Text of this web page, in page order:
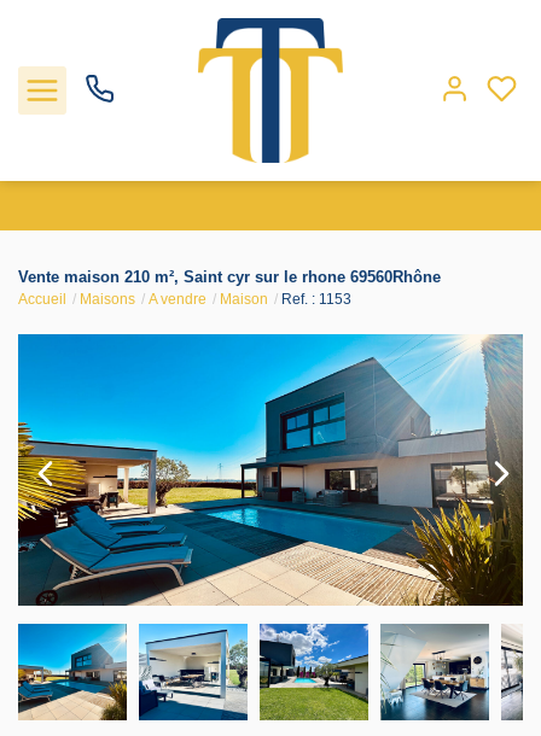
Nos agences
Estimation
Contact
Accès clients
Vente maison 210 m², Saint cyr sur le rhone 69560Rhône
Accueil Maisons A vendre Maison Ref. : 1153